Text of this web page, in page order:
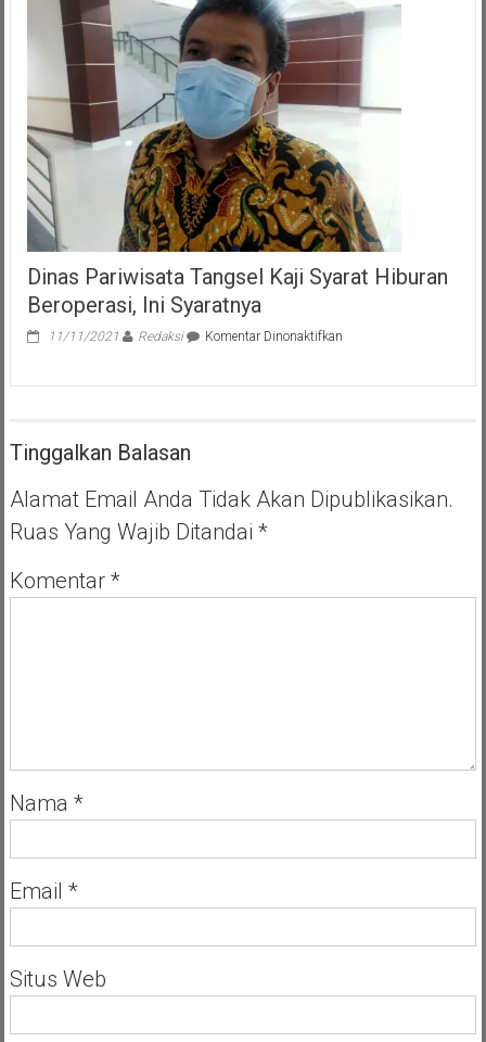
Fungsional,
Benyamin
Birokrat
Yang
Profesional
Dinas Pariwisata Tangsel Kaji Syarat Hiburan
Beroperasi, Ini Syaratnya
11/11/2021 Redaksi Komentar Dinonaktifkanpada
Ini
Syaratnya
Tinggalkan Balasan
Alamat Email Anda Tidak Akan Dipublikasikan.
Ruas Yang Wajib Ditandai *
Komentar *
Nama *
Email *
Situs Web